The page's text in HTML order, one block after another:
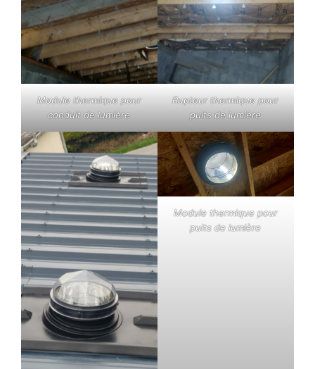
Module thermique pour
conduit de lumière
Rupteur thermique pour
puits de lumière
Module thermique pour
puits de lumière